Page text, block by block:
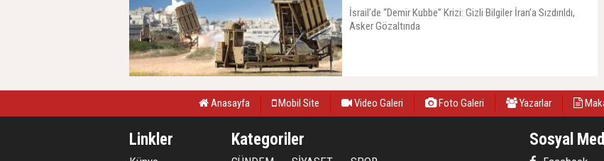
İsrail’de “Demir Kubbe” Krizi: Gizli Bilgiler İran’a Sızdırıldı,
Asker Gözaltında
Anasayfa Mobil Site Video Galeri Foto Galeri Yazarlar
Linkler Kategoriler Sosyal